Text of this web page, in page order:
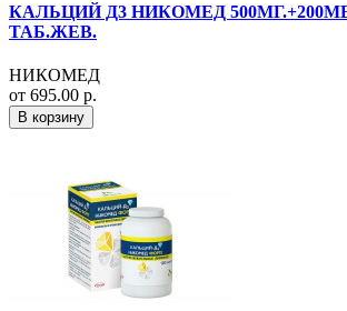
КАЛЬЦИЙ Д3 НИКОМЕД
ТАБ.ЖЕВ.
НИКОМЕД
от 695.00 р.
В корзину